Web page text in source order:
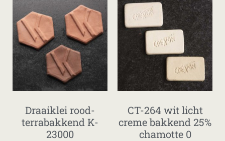
Draaiklei rood-
terrabakkend K-
23000
CT-264 wit licht
creme bakkend 25%
chamotte 0